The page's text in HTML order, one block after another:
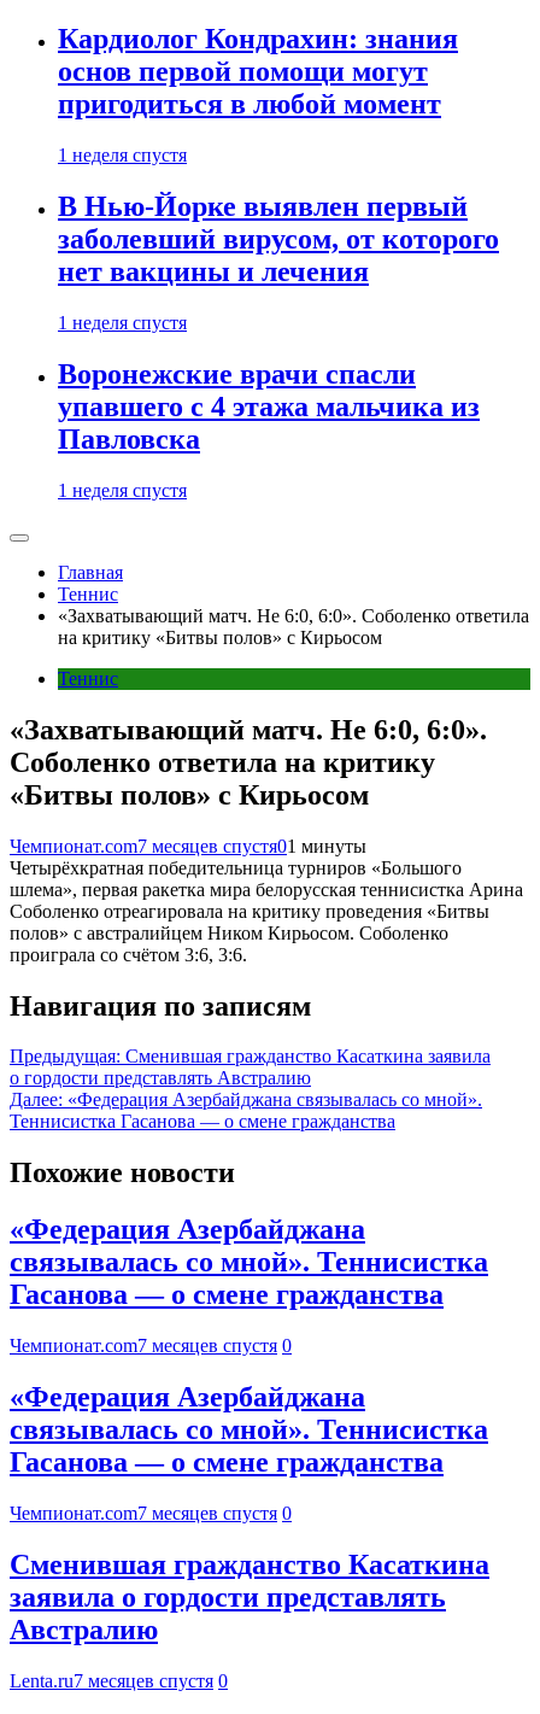
Кардиолог Кондрахин: знания
основ первой помощи могут
пригодиться в любой момент
1 неделя спустя
В Нью-Йорке выявлен первый
заболевший вирусом, от которого
нет вакцины и лечения
1 неделя спустя
Воронежские врачи спасли
упавшего с 4 этажа мальчика из
Павловска
1 неделя спустя
Главная
Теннис
«Захватывающий матч. Не 6:0, 6:0». Соболенко ответила
на критику «Битвы полов» с Кирьосом
Теннис
«Захватывающий матч. Не 6:0, 6:0».
Соболенко ответила на критику
«Битвы полов» с Кирьосом
Чемпионат.com7 месяцев спустя01 минуты
Четырёхкратная победительница турниров «Большого
шлема», первая ракетка мира белорусская теннисистка Арина
Соболенко отреагировала на критику проведения «Битвы
полов» с австралийцем Ником Кирьосом. Соболенко
проиграла со счётом 3:6, 3:6.
Навигация по записям
Предыдущая: Сменившая гражданство Касаткина заявила
о гордости представлять Австралию
Далее: «Федерация Азербайджана связывалась со мной».
Теннисистка Гасанова — о смене гражданства
Похожие новости
«Федерация Азербайджана
связывалась со мной». Теннисистка
Гасанова — о смене гражданства
Чемпионат.com7 месяцев спустя 0
«Федерация Азербайджана
связывалась со мной». Теннисистка
Гасанова — о смене гражданства
Чемпионат.com7 месяцев спустя 0
Сменившая гражданство Касаткина
заявила о гордости представлять
Австралию
Lenta.ru7 месяцев спустя 0